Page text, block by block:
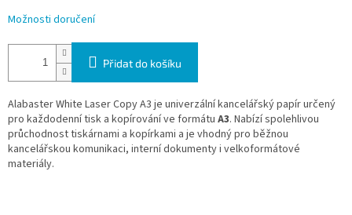
Možnosti doručení
Přidat do košíku
Alabaster White Laser Copy A3 je univerzální kancelářský papír určený
pro každodenní tisk a kopírování ve formátu A3. Nabízí spolehlivou
průchodnost tiskárnami a kopírkami a je vhodný pro běžnou
kancelářskou komunikaci, interní dokumenty i velkoformátové
materiály.